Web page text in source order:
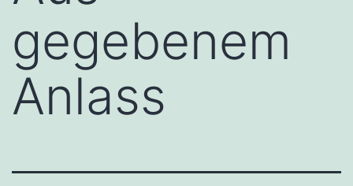
gegebenem
Anlass